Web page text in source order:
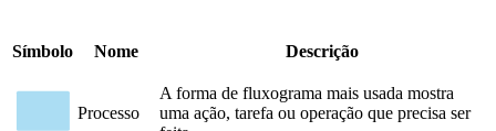
Símbolo Nome Descrição
Processo
A forma de fluxograma mais usada mostra
uma ação, tarefa ou operação que precisa ser